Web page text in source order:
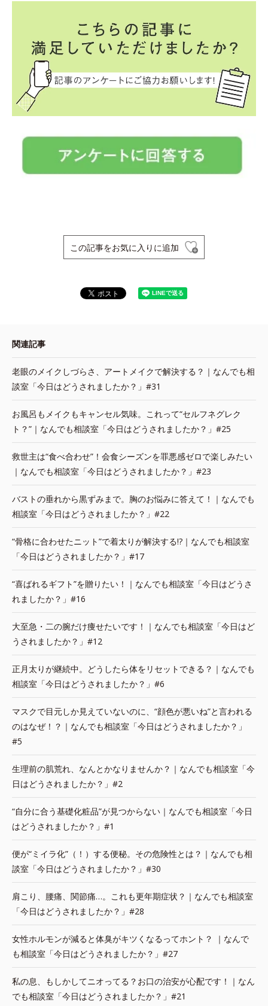
この記事をお気に入りに追加
関連記事
老眼のメイクしづらさ、アートメイクで解決する？｜なんでも相
談室「今日はどうされましたか？」#31
お風呂もメイクもキャンセル気味。これって“セルフネグレク
ト？”｜なんでも相談室「今日はどうされましたか？」#25
救世主は“食べ合わせ”！会食シーズンを罪悪感ゼロで楽しみたい
｜なんでも相談室「今日はどうされましたか？」#23
バストの垂れから黒ずみまで。胸のお悩みに答えて！｜なんでも
相談室「今日はどうされましたか？」#22
“骨格に合わせたニット”で着太りが解決する!?｜なんでも相談室
「今日はどうされましたか？」#17
“喜ばれるギフト”を贈りたい！｜なんでも相談室「今日はどうさ
れましたか？」#16
大至急・二の腕だけ痩せたいです！｜なんでも相談室「今日はど
うされましたか？」#12
正月太りが継続中。どうしたら体をリセットできる？｜なんでも
相談室「今日はどうされましたか？」#6
マスクで目元しか見えていないのに、“顔色が悪いね”と言われる
のはなぜ！？｜なんでも相談室「今日はどうされましたか？」
#5
生理前の肌荒れ、なんとかなりませんか？｜なんでも相談室「今
日はどうされましたか？」#2
“自分に合う基礎化粧品”が見つからない｜なんでも相談室「今日
はどうされましたか？」#1
便が“ミイラ化”（！）する便秘。その危険性とは？｜なんでも相
談室「今日はどうされましたか？」#30
肩こり、腰痛、関節痛…。これも更年期症状？｜なんでも相談室
「今日はどうされましたか？」#28
女性ホルモンが減ると体臭がキツくなるってホント？ ｜なんで
も相談室「今日はどうされましたか？」#27
私の息、もしかしてニオってる？お口の治安が心配です！｜なん
でも相談室「今日はどうされましたか？」#21